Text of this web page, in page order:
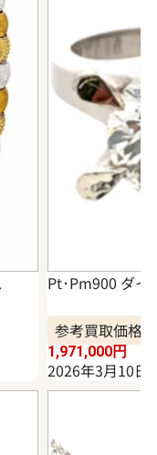
Pt･Pm900 ダイ
参考買取価格
1,971,000円
2026年3月10日